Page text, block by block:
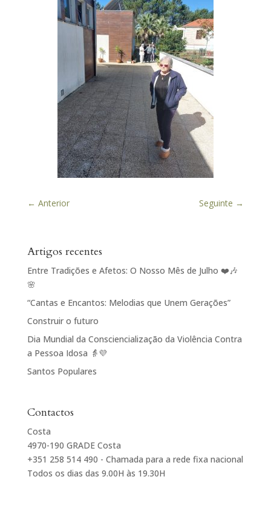
← Anterior Seguinte →
Artigos recentes
Entre Tradições e Afetos: O Nosso Mês de Julho ❤️🎶
🌸
“Cantas e Encantos: Melodias que Unem Gerações”
Construir o futuro
Dia Mundial da Consciencialização da Violência Contra
a Pessoa Idosa 👵💜
Santos Populares
Contactos
Costa
4970-190 GRADE Costa
+351 258 514 490 - Chamada para a rede fixa nacional
Todos os dias das 9.00H às 19.30H